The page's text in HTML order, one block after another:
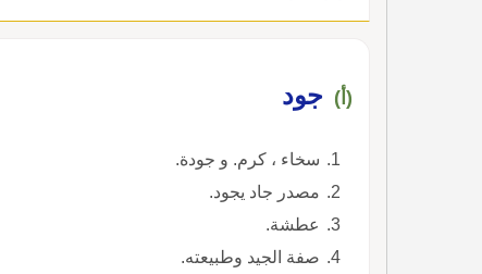
(أ) جود
سخاء ، كرم. و جودة.
مصدر جاد يجود.
عطشة.
صفة الجيد وطبيعته.